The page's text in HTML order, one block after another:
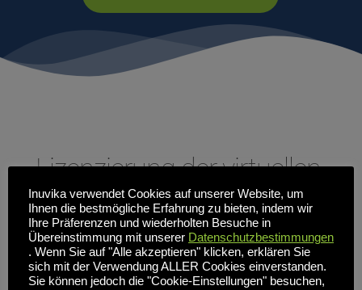
Lizenzierung der virtuellen
Desktop-Infrastruktur in
einem einfachen
Abonnementmodell
Inuvika verwendet Cookies auf unserer Website, um
Ihnen die bestmögliche Erfahrung zu bieten, indem wir
Ihre Präferenzen und wiederholten Besuche in
Übereinstimmung mit unserer Datenschutzbestimmungen
. Wenn Sie auf "Alle akzeptieren" klicken, erklären Sie
sich mit der Verwendung ALLER Cookies einverstanden.
Sie können jedoch die "Cookie-Einstellungen" besuchen,